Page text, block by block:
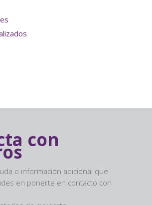
con
o información adicional que
en ponerte en contacto con